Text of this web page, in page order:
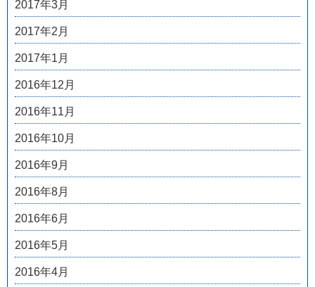
2017年3月
2017年2月
2017年1月
2016年12月
2016年11月
2016年10月
2016年9月
2016年8月
2016年6月
2016年5月
2016年4月